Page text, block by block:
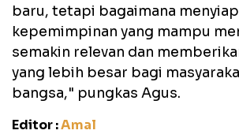
baru, tetapi bagaimana
kepemimpinan yang mampu
semakin relevan dan
yang lebih besar bagi
bangsa," pungkas Agus.
Editor :Amal